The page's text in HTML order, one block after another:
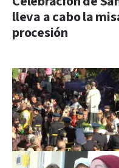
lleva a cabo la
procesión